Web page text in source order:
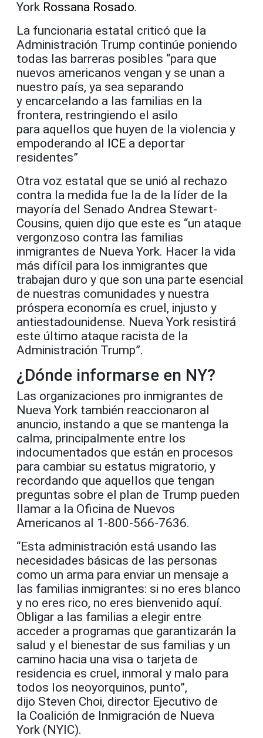
York Rossana Rosado.
La funcionaria estatal criticó que la
Administración Trump continúe poniendo
todas las barreras posibles “para que
nuevos americanos vengan y se unan a
nuestro país, ya sea separando
y encarcelando a las familias en la
frontera, restringiendo el asilo
para aquellos que huyen de la violencia y
empoderando al ICE a deportar
residentes”
Otra voz estatal que se unió al rechazo
contra la medida fue la de la líder de la
mayoría del Senado Andrea Stewart-
Cousins, quien dijo que este es “un ataque
vergonzoso contra las familias
inmigrantes de Nueva York. Hacer la vida
más difícil para los inmigrantes que
trabajan duro y que son una parte esencial
de nuestras comunidades y nuestra
próspera economía es cruel, injusto y
antiestadounidense. Nueva York resistirá
este último ataque racista de la
Administración Trump”.
¿Dónde informarse en NY?
Las organizaciones pro inmigrantes de
Nueva York también reaccionaron al
anuncio, instando a que se mantenga la
calma, principalmente entre los
indocumentados que están en procesos
para cambiar su estatus migratorio, y
recordando que aquellos que tengan
preguntas sobre el plan de Trump pueden
llamar a la Oficina de Nuevos
Americanos al 1-800-566-7636.
“Esta administración está usando las
necesidades básicas de las personas
como un arma para enviar un mensaje a
las familias inmigrantes: si no eres blanco
y no eres rico, no eres bienvenido aquí.
Obligar a las familias a elegir entre
acceder a programas que garantizarán la
salud y el bienestar de sus familias y un
camino hacia una visa o tarjeta de
residencia es cruel, inmoral y malo para
todos los neoyorquinos, punto”,
dijo Steven Choi, director Ejecutivo de
la Coalición de Inmigración de Nueva
York (NYIC).